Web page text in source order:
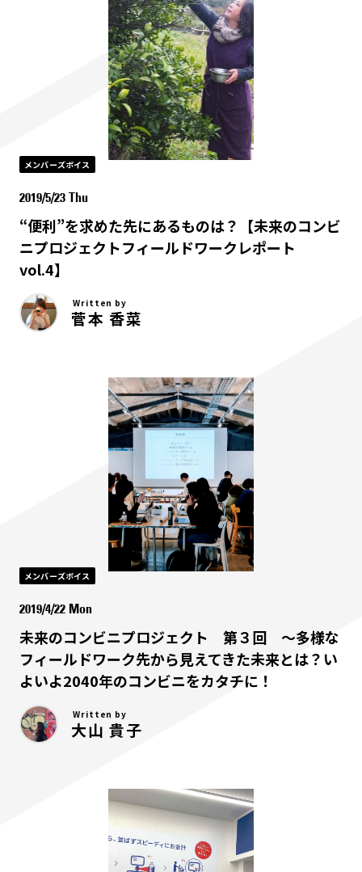
メンバーズボイス
2019/5/23 Thu
“便利”を求めた先にあるものは？【未来のコンビ
ニプロジェクトフィールドワークレポート
vol.4】
Written by
菅本 香菜
メンバーズボイス
2019/4/22 Mon
未来のコンビニプロジェクト 第３回 ～多様な
フィールドワーク先から見えてきた未来とは？い
よいよ2040年のコンビニをカタチに！
Written by
大山 貴子